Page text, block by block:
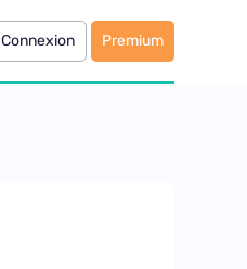
Connexion Premium